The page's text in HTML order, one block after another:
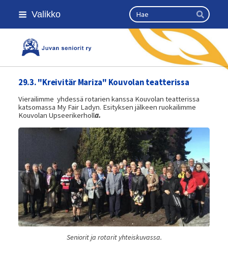
Siirry
sivun
Valikko Haku
Hae
Kansallinen senioriliitto
29.3. "Kreivitär Mariza" Kouvolan teatterissa
Vierailimme yhdessä rotarien kanssa Kouvolan teatterissa
katsomassa My Fair Ladyn. Esityksen jälkeen ruokailimme
Kouvolan Upseerikerholla.
Seniorit ja rotarit yhteiskuvassa.